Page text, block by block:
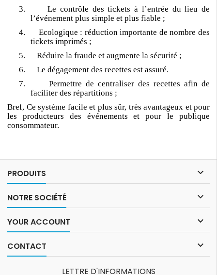
3. Le contrôle des tickets à l’entrée du lieu de
l’événement plus simple et plus fiable ;
4. Ecologique : réduction importante de nombre des
tickets imprimés ;
5. Réduire la fraude et augmente la sécurité ;
6. Le dégagement des recettes est assuré.
7. Permettre de centraliser des recettes afin de
faciliter des répartitions ;
Bref, Ce système facile et plus sûr, très avantageux et pour
les producteurs des événements et pour le publique
consommateur.
PRODUITS 
NOTRE SOCIÉTÉ 
YOUR ACCOUNT 
CONTACT 
LETTRE D'INFORMATIONS